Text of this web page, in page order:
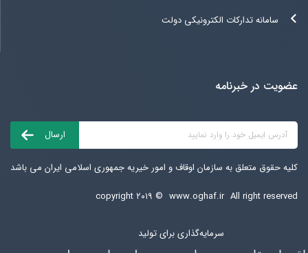
سامانه تدارکات الکترونیکی دولت
عضویت در خبرنامه
کلیه حقوق متعلق به سازمان اوقاف و امور خیریه جمهوری اسلامی ایران می باشد
copyright ۲۰۱۹ © www.oghaf.ir All right reserved
سرمایه‌گذاری برای تولید